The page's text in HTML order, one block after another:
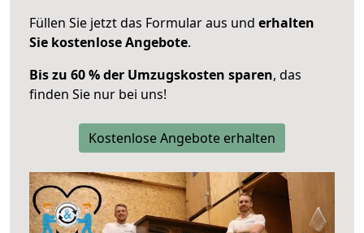
Füllen Sie jetzt das Formular aus und erhalten
Sie kostenlose Angebote.
Bis zu 60 % der Umzugskosten sparen, das
finden Sie nur bei uns!
Kostenlose Angebote erhalten